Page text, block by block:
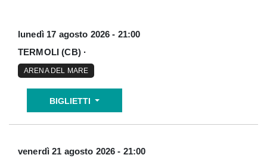
lunedì 17 agosto 2026 - 21:00
TERMOLI (CB) ·
ARENA DEL MARE
BIGLIETTI
venerdì 21 agosto 2026 - 21:00